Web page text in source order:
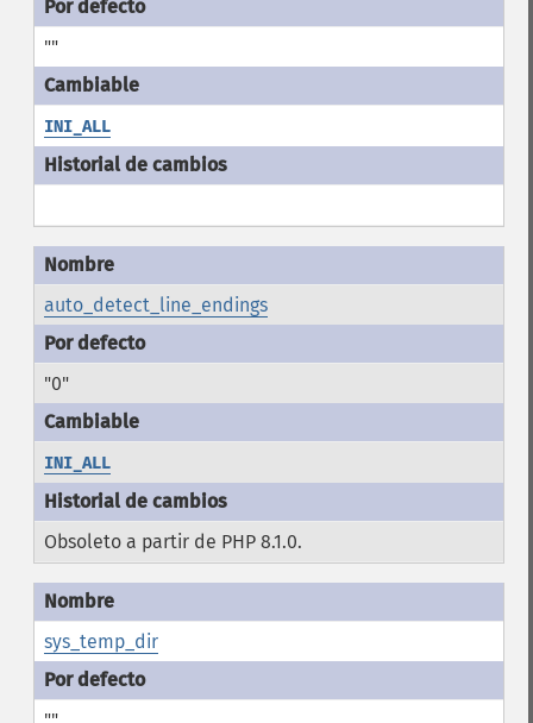
""
INI_ALL
auto_detect_line_endings
"0"
INI_ALL
Obsoleto a partir de PHP 8.1.0.
sys_temp_dir